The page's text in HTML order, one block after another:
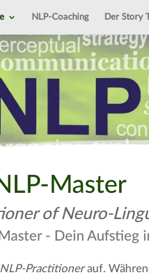
NLP-Coaching Der Story
Master
of Neuro-
- Dein Aufstieg
NLP-Practitionerauf.